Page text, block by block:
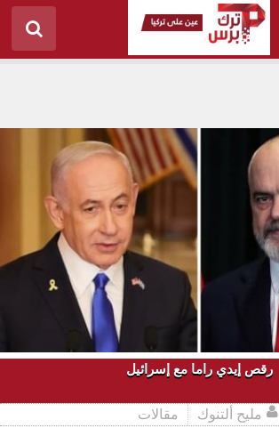
رقص إيدي راما مع إسرائيل
مليح ألتنوك مقالات